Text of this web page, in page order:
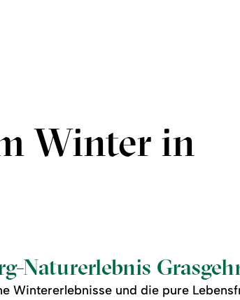
Winter in
Naturerlebnis
Wintererlebnisse und die pure